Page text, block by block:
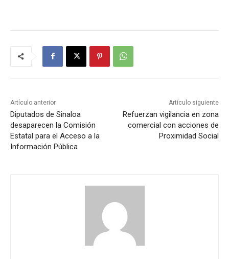
Artículo anterior
Diputados de Sinaloa
desaparecen la Comisión
Estatal para el Acceso a la
Información Pública
Artículo siguiente
Refuerzan vigilancia en zona
comercial con acciones de
Proximidad Social